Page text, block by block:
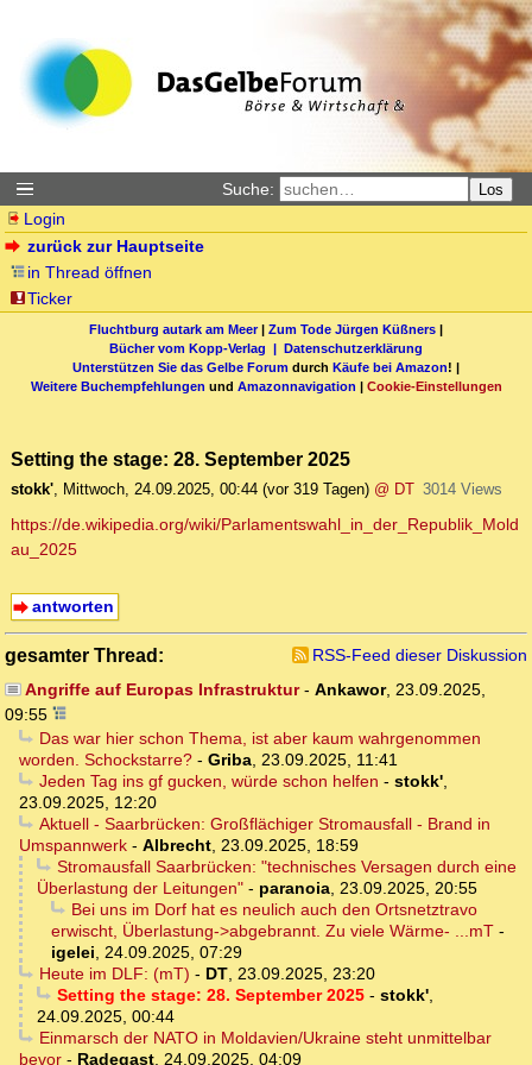
Suche: Los
Login
zurück zur Hauptseite
in Thread öffnen
Ticker
Fluchtburg autark am Meer| Zum Tode Jürgen Küßners |
Bücher vom Kopp-Verlag | Datenschutzerklärung
Unterstützen Sie das Gelbe Forum durch Käufe bei Amazon! |
Weitere Buchempfehlungen und Amazonnavigation | Cookie-Einstellungen
Setting the stage: 28. September 2025
stokk', Mittwoch, 24.09.2025, 00:44 (vor 319 Tagen) @ DT 3014 Views
https://de.wikipedia.org/wiki/Parlamentswahl_in_der_Republik_Mold
au_2025
antworten
gesamter Thread:
RSS-Feed dieser Diskussion
Angriffe auf Europas Infrastruktur- Ankawor, 23.09.2025,
09:55
Das war hier schon Thema, ist aber kaum wahrgenommen
worden. Schockstarre? - Griba, 23.09.2025, 11:41
Jeden Tag ins gf gucken, würde schon helfen - stokk',
23.09.2025, 12:20
Aktuell - Saarbrücken: Großflächiger Stromausfall - Brand in
Umspannwerk - Albrecht, 23.09.2025, 18:59
Stromausfall Saarbrücken: "technisches Versagen durch eine
Überlastung der Leitungen" - paranoia, 23.09.2025, 20:55
Bei uns im Dorf hat es neulich auch den Ortsnetztravo
erwischt, Überlastung->abgebrannt. Zu viele Wärme- ...mT -
igelei, 24.09.2025, 07:29
Heute im DLF: (mT) - DT, 23.09.2025, 23:20
Setting the stage: 28. September 2025- stokk',
24.09.2025, 00:44
Einmarsch der NATO in Moldavien/Ukraine steht unmittelbar
bevor - Radegast, 24.09.2025, 04:09